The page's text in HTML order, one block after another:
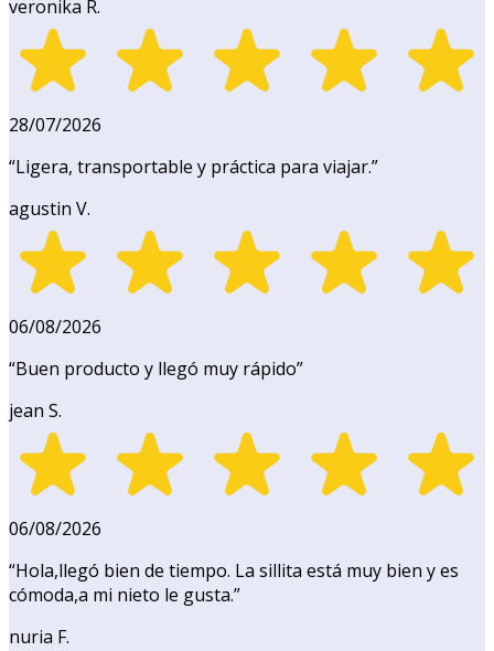
veronika R.
28/07/2026
“Ligera, transportable y práctica para viajar.”
agustin V.
06/08/2026
“Buen producto y llegó muy rápido”
jean S.
06/08/2026
“Hola,llegó bien de tiempo. La sillita está muy bien y es
cómoda,a mi nieto le gusta.”
nuria F.